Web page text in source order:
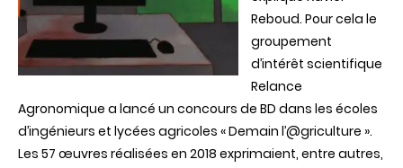
Reboud. Pour cela le
groupement
d’intérêt scientifique
Relance
Agronomique a lancé un concours de BD dans les écoles
d’ingénieurs et lycées agricoles « Demain l’@griculture ».
Les 57 œuvres réalisées en 2018 exprimaient, entre autres,